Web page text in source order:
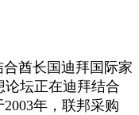
酋长国迪拜国际家
坛正在迪拜结合
年，联邦采购